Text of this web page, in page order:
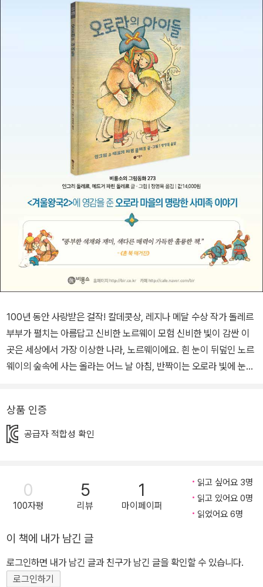
100년 동안 사랑받은 걸작! 칼데콧상, 레지나 메달 수상 작가 돌레르
부부가 펼치는 아름답고 신비한 노르웨이 모험 신비한 빛이 감싼 이
곳은 세상에서 가장 이상한 나라, 노르웨이에요. 흰 눈이 뒤덮인 노르
웨이의 숲속에 사는 올라는 어느 날 아침, 반짝이는 오로라 빛에 눈을
떠돌이 장수 페르 아저씨와 사미족이 살고 있는 먼 북쪽 마을로 떠나
보기도, 어부들과 함께 배를 타고 대구를 잡아 올리기도 한다. 노르웨
아니라 제92회 아카데미 장편 애니메이션 작품상 후보작이었던 '클
라우스'의 배경이 되는 등 노르웨이와 사미족은 신비로운 분위기를
자아내는 문화적 특성상 오랜 시간 동안 여러 이야기의 배경이 되어
왔다. 『올라의 모험』은 그 시초와도 같은 작품으로, 이야기 속에 녹아
있는 노르웨이의 문화를 체험하며 신비롭고 환상적인 분위기를 그대
로 느낄 수 있다. 특히 모험을 떠난 올라가 경험하는 일들에는 실제 노
르웨이 문화가 그대로 담겨 있다. 노르웨이의 전통 결혼식과 사미족,
상품 인증
공급자 적합성 확인
0
100자평
5
리뷰
1
마이페이퍼
읽고 싶어요 3명
읽고 있어요 0명
읽었어요 6명
이 책에 내가 남긴 글
로그인하면 내가 남긴 글과 친구가 남긴 글을 확인할 수 있습니다.
로그인하기